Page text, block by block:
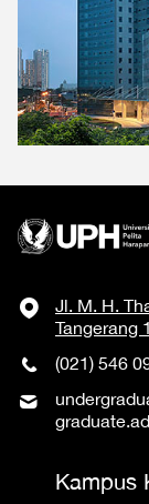
Jl. M. H.
Tangerang
(021) 546
Kampus